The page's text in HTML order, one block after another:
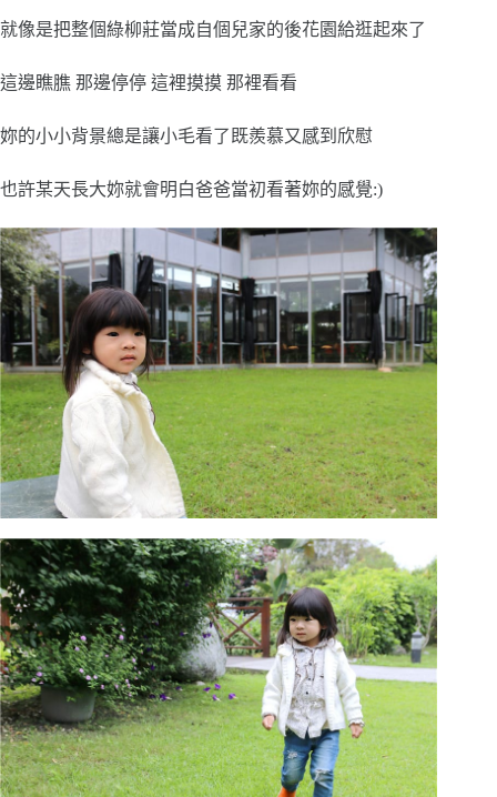
就像是把整個綠柳莊當成自個兒家的後花園給逛起來了
這邊瞧膲 那邊停停 這裡摸摸 那裡看看
妳的小小背景總是讓小毛看了既羨慕又感到欣慰
也許某天長大妳就會明白爸爸當初看著妳的感覺:)